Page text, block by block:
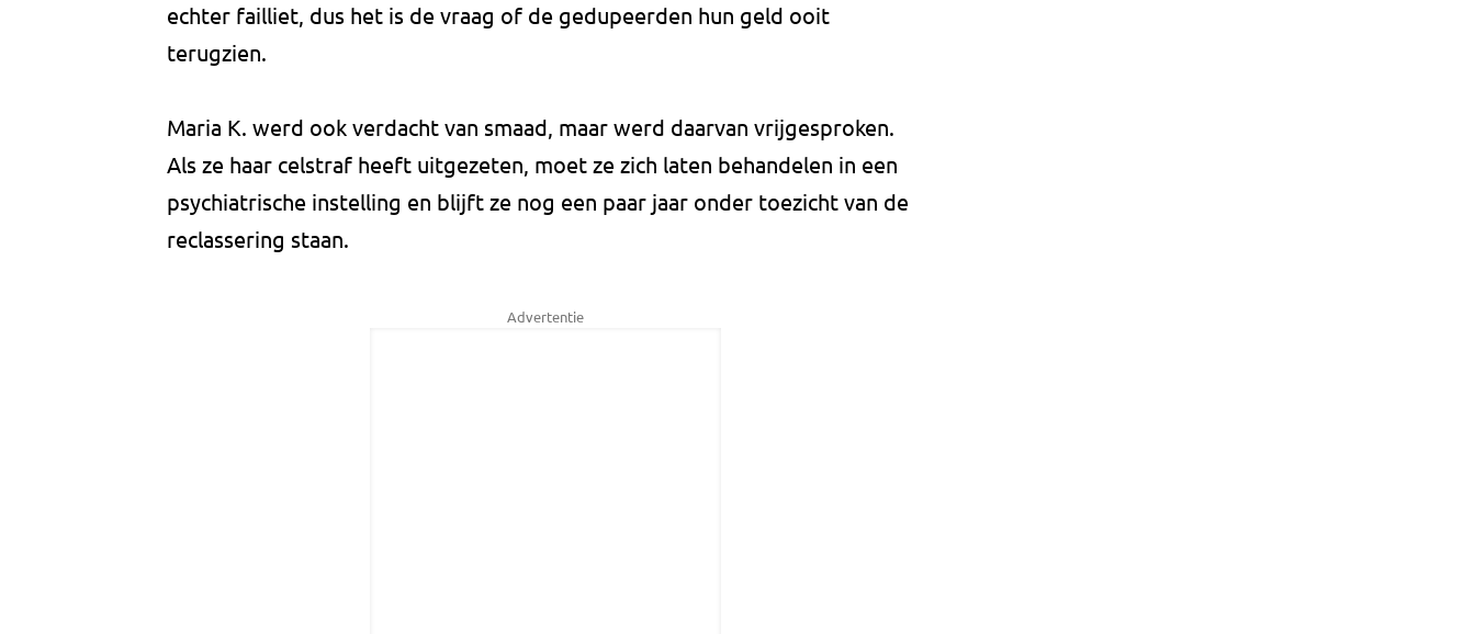
echter failliet, dus het is de vraag of de gedupeerden hun geld ooit
terugzien.
Maria K. werd ook verdacht van smaad, maar werd daarvan vrijgesproken.
Als ze haar celstraf heeft uitgezeten, moet ze zich laten behandelen in een
psychiatrische instelling en blijft ze nog een paar jaar onder toezicht van de
reclassering staan.
Advertentie